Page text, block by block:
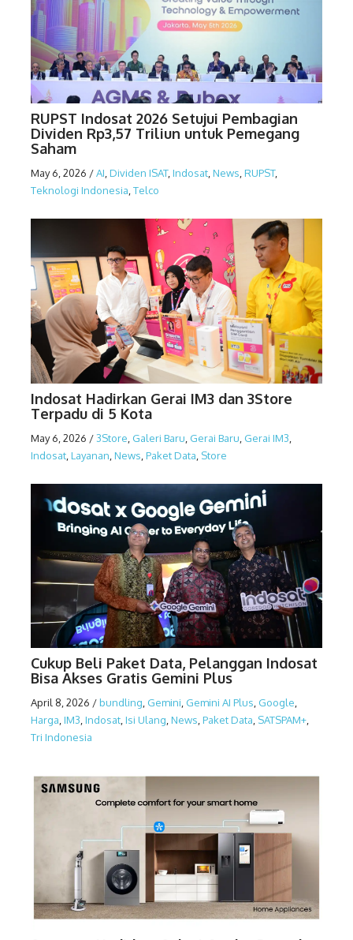
RUPST Indosat 2026 Setujui Pembagian
Dividen Rp3,57 Triliun untuk Pemegang
Saham
May 6, 2026 /AI,Dividen ISAT,Indosat,News,RUPST,
Teknologi Indonesia,Telco
Indosat Hadirkan Gerai IM3 dan 3Store
Terpadu di 5 Kota
May 6, 2026 /3Store Galeri Baru Gerai Baru Gerai IM3
Indosat Layanan News Paket Data Store
Cukup Beli Paket Data, Pelanggan Indosat
Bisa Akses Gratis Gemini Plus
April 8, 2026 /bundling Gemini Gemini AI Plus Google
Harga IM3 Indosat Isi Ulang News Paket Data SATSPAM+
Tri Indonesia